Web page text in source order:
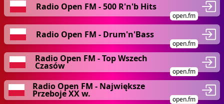
Radio Open FM - 500 R'n'b Hits
open.fm
Radio Open FM - Drum'n'Bass
open.fm
Radio Open FM - Top Wszech
Czasów
open.fm
Radio Open FM - Największe
Przeboje XX w.
open.fm